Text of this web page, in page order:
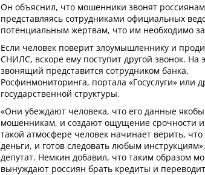
Он объяснил, что мошенники звонят
представляясь сотрудниками официальных
потенциальным жертвам, что им необходимо
Если человек поверит злоумышленнику и
СНИЛС, вскоре ему поступит другой звонок. На
звонящий представится сотрудником банка,
Росфинмониторинга, портала «Госуслуги» или
государственной структуры.
«Они убеждают человека, что его данные
мошенникам, и создают ощущение срочности и
такой атмосфере человек начинает верить, что
деньги, и готов следовать любым
депутат. Немкин добавил, что таким образом
вынуждают россиян брать кредиты и